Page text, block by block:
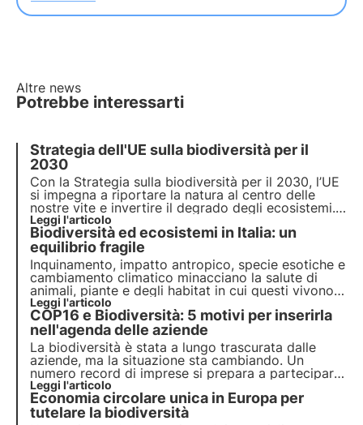
Altre news
Potrebbe interessarti
Strategia dell'UE sulla biodiversità per il
2030
Con la Strategia sulla biodiversità per il 2030, l’UE
si impegna a riportare la natura al centro delle
nostre vite e invertire il degrado degli ecosistemi.
Adottando un albero nettarifero 3Bee
contribuire a rigenerare la biodiversità per il
benessere delle persone, del clima e del pianeta.
Leggi l'articolo
Biodiversità ed ecosistemi in Italia: un
equilibrio fragile
Inquinamento, impatto antropico, specie esotiche e
cambiamento climatico minacciano la salute di
animali, piante e degli habitat in cui questi vivono.
Il programma delle Nazioni Unite entro il 2030
prevede protezione e ripristino. Ma servono azioni
puntuali.
Leggi l'articolo
COP16 e Biodiversità: 5 motivi per inserirla
nell'agenda delle aziende
La biodiversità è stata a lungo trascurata dalle
aziende, ma la situazione sta cambiando. Un
numero record di imprese si prepara a partecipare
alla COP16 del 2024. Sono cinque le tendenze
globali che alimentano il crescente interesse delle
aziende per la natura e la biodiversità.
Leggi l'articolo
Economia circolare unica in Europa per
tutelare la biodiversità